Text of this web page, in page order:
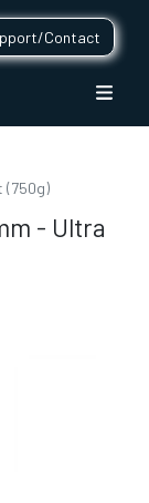
Contact
(750g)
- Ultra